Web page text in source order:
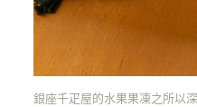
銀座千疋屋的水果果凍之所以